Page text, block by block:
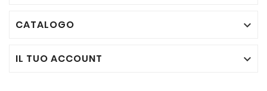
CATALOGO 
IL TUO ACCOUNT 